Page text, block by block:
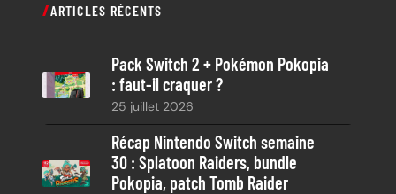
h ARTICLES RÉCENTS
Pack Switch 2 + Pokémon Pokopia
: faut-il craquer ?
25 juillet 2026
Récap Nintendo Switch semaine
30 : Splatoon Raiders, bundle
Pokopia, patch Tomb Raider